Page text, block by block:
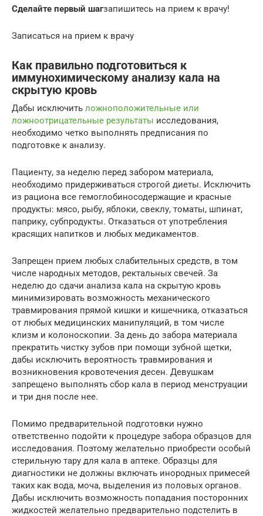
Сделайте первый шагзапишитесь на прием к врачу!
Записаться на прием к врачу
Как правильно подготовиться к
иммунохимическому анализу кала на
скрытую кровь
Дабы исключить ложноположительные или
ложноотрицательные результаты исследования,
необходимо четко выполнять предписания по
подготовке к анализу.
Пациенту, за неделю перед забором материала,
необходимо придерживаться строгой диеты. Исключить
из рациона все гемоглобиносодержащие и красные
продукты: мясо, рыбу, яблоки, свеклу, томаты, шпинат,
паприку, субпродукты. Отказаться от употребления
красящих напитков и любых медикаментов.
Запрещен прием любых слабительных средств, в том
числе народных методов, ректальных свечей. За
неделю до сдачи анализа кала на скрытую кровь
минимизировать возможность механического
травмирования прямой кишки и кишечника, отказаться
от любых медицинских манипуляций, в том числе
клизм и колоноскопии. За день до забора материала
прекратить чистку зубов при помощи зубной щетки,
дабы исключить вероятность травмирования и
возникновения кровотечения десен. Девушкам
запрещено выполнять сбор кала в период менструации
и три дня после нее.
Помимо предварительной подготовки нужно
ответственно подойти к процедуре забора образцов для
исследования. Поэтому желательно приобрести особый
стерильную тару для кала в аптеке. Образцы для
диагностики не должны включать инородных примесей
таких как вода, моча, выделения из половых органов.
Дабы исключить возможность попадания посторонних
жидкостей желательно предварительно подстелить в